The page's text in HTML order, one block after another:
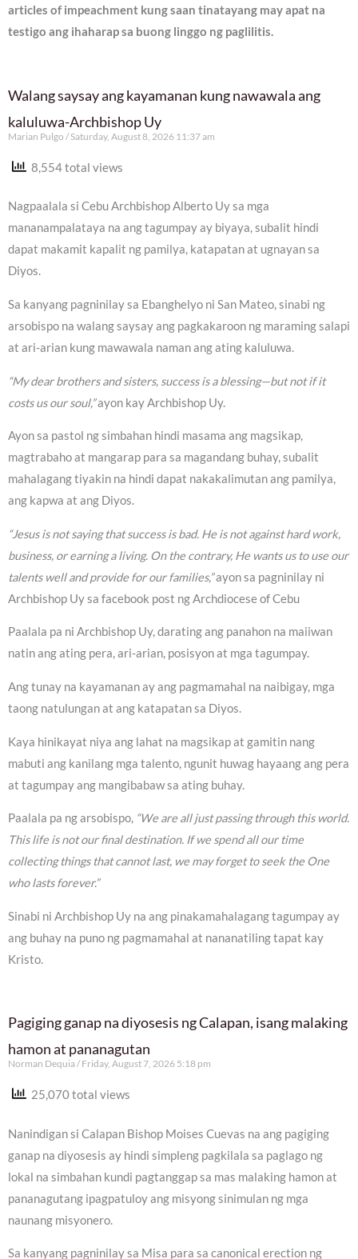
articles of impeachment kung saan tinatayang may apat na
testigo ang ihaharap sa buong linggo ng paglilitis.
Walang saysay ang kayamanan kung nawawala ang
kaluluwa-Archbishop Uy
Marian Pulgo Saturday, August 8, 2026 11:37 am
8,554 total views
Nagpaalala si Cebu Archbishop Alberto Uy sa mga
mananampalataya na ang tagumpay ay biyaya, subalit hindi
dapat makamit kapalit ng pamilya, katapatan at ugnayan sa
Diyos.
Sa kanyang pagninilay sa Ebanghelyo ni San Mateo, sinabi ng
arsobispo na walang saysay ang pagkakaroon ng maraming salapi
at ari-arian kung mawawala naman ang ating kaluluwa.
“My dear brothers and sisters, success is a blessing—but not if it
costs us our soul,”ayon kay Archbishop Uy.
Ayon sa pastol ng simbahan hindi masama ang magsikap,
magtrabaho at mangarap para sa magandang buhay, subalit
mahalagang tiyakin na hindi dapat nakakalimutan ang pamilya,
ang kapwa at ang Diyos.
“Jesus is not saying that success is bad. He is not against hard work,
business, or earning a living. On the contrary, He wants us to use our
talents well and provide for our families,”ayon sa pagninilay ni
Archbishop Uy sa facebook post ng Archdiocese of Cebu
Paalala pa ni Archbishop Uy, darating ang panahon na maiiwan
natin ang ating pera, ari-arian, posisyon at mga tagumpay.
Ang tunay na kayamanan ay ang pagmamahal na naibigay, mga
taong natulungan at ang katapatan sa Diyos.
Kaya hinikayat niya ang lahat na magsikap at gamitin nang
mabuti ang kanilang mga talento, ngunit huwag hayaang ang pera
at tagumpay ang mangibabaw sa ating buhay.
Paalala pa ng arsobispo, “We are all just passing through this world.
This life is not our final destination. If we spend all our time
collecting things that cannot last, we may forget to seek the One
who lasts forever.”
Sinabi ni Archbishop Uy na ang pinakamahalagang tagumpay ay
ang buhay na puno ng pagmamahal at nananatiling tapat kay
Kristo.
Pagiging ganap na diyosesis ng Calapan, isang malaking
hamon at pananagutan
Norman Dequia Friday, August 7, 2026 5:18 pm
25,070 total views
Nanindigan si Calapan Bishop Moises Cuevas na ang pagiging
ganap na diyosesis ay hindi simpleng pagkilala sa paglago ng
lokal na simbahan kundi pagtanggap sa mas malaking hamon at
pananagutang ipagpatuloy ang misyong sinimulan ng mga
naunang misyonero.
Sa kanyang pagninilay sa Misa para sa canonical erection ng